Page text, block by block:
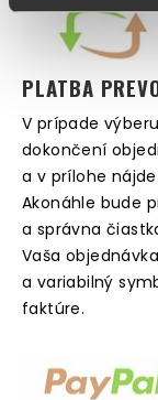
PLATBA
V prípade
dokončení
a v prílohe
Akonáhle bude
a správna
Vaša
a variabilný
faktúre.